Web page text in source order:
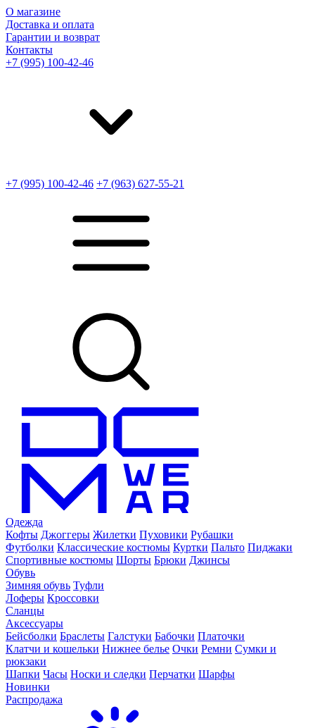
О магазине
Доставка и оплата
Гарантии и возврат
Контакты
+7 (995) 100-42-46
+7 (995) 100-42-46 +7 (963) 627-55-21
Одежда
Кофты Джоггеры Жилетки Пуховики Рубашки
Футболки Классические костюмы Куртки Пальто Пиджаки
Спортивные костюмы Шорты Брюки Джинсы
Обувь
Зимняя обувь Туфли
Лоферы Кроссовки
Сланцы
Аксессуары
Бейсболки Браслеты Галстуки Бабочки Платочки
Клатчи и кошельки Нижнее белье Очки Ремни Сумки и
рюкзаки
Шапки Часы Носки и следки Перчатки Шарфы
Новинки
Распродажа